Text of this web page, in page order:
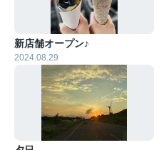
新店舗オープン♪
2024.08.29